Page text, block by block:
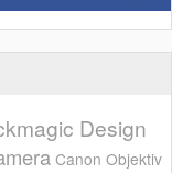
Design
Canon Objektiv